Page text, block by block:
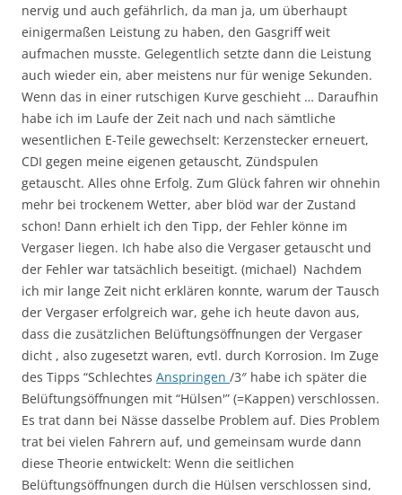
nervig und auch gefährlich, da man ja, um überhaupt
einigermaßen Leistung zu haben, den Gasgriff weit
aufmachen musste. Gelegentlich setzte dann die Leistung
auch wieder ein, aber meistens nur für wenige Sekunden.
Wenn das in einer rutschigen Kurve geschieht … Daraufhin
habe ich im Laufe der Zeit nach und nach sämtliche
wesentlichen E-Teile gewechselt: Kerzenstecker erneuert,
CDI gegen meine eigenen getauscht, Zündspulen
getauscht. Alles ohne Erfolg. Zum Glück fahren wir ohnehin
mehr bei trockenem Wetter, aber blöd war der Zustand
schon! Dann erhielt ich den Tipp, der Fehler könne im
Vergaser liegen. Ich habe also die Vergaser getauscht und
der Fehler war tatsächlich beseitigt. (michael) Nachdem
ich mir lange Zeit nicht erklären konnte, warum der Tausch
der Vergaser erfolgreich war, gehe ich heute davon aus,
dass die zusätzlichen Belüftungsöffnungen der Vergaser
dicht , also zugesetzt waren, evtl. durch Korrosion. Im Zuge
des Tipps “Schlechtes Anspringen /3″ habe ich später die
Belüftungsöffnungen mit “Hülsen'” (=Kappen) verschlossen.
Es trat dann bei Nässe dasselbe Problem auf. Dies Problem
trat bei vielen Fahrern auf, und gemeinsam wurde dann
diese Theorie entwickelt: Wenn die seitlichen
Belüftungsöffnungen durch die Hülsen verschlossen sind,